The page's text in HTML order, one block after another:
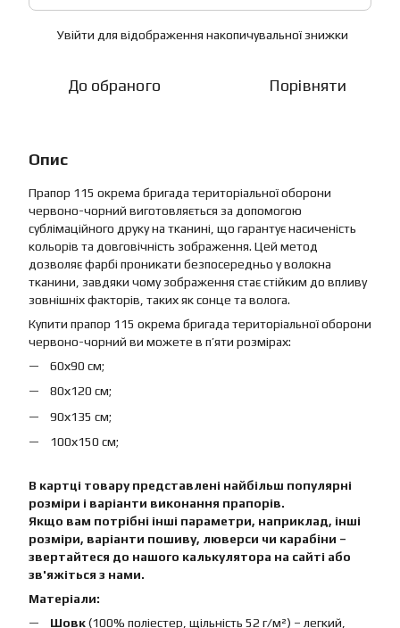
Увійти для відображення накопичувальної знижки
До обраного Порівняти
Опис
Прапор 115 окрема бригада територіальної оборони
червоно-чорний виготовляється за допомогою
сублімаційного друку на тканині, що гарантує насиченість
кольорів та довговічність зображення. Цей метод
дозволяє фарбі проникати безпосередньо у волокна
тканини, завдяки чому зображення стає стійким до впливу
зовнішніх факторів, таких як сонце та волога.
Купити прапор 115 окрема бригада територіальної оборони
червоно-чорний ви можете в п’яти розмірах:
60х90 см;
80х120 см;
90х135 см;
100х150 см;
В картці товару представлені найбільш популярні
розміри і варіанти виконання прапорів.
Якщо вам потрібні інші параметри, наприклад, інші
розміри, варіанти пошиву, люверси чи карабіни –
звертайтеся до нашого калькулятора на сайті або
зв'яжіться з нами.
Матеріали:
Шовк(100% поліестер, щільність 52 г/м²) – легкий,